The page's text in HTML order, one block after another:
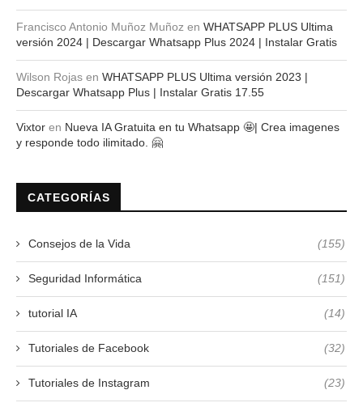
Francisco Antonio Muñoz Muñoz en WHATSAPP PLUS Ultima
versión 2024 | Descargar Whatsapp Plus 2024 | Instalar Gratis
Wilson Rojas en WHATSAPP PLUS Ultima versión 2023 |
Descargar Whatsapp Plus | Instalar Gratis 17.55
Vixtor en Nueva IA Gratuita en tu Whatsapp 🤩| Crea imagenes
y responde todo ilimitado. 🤗
CATEGORÍAS
Consejos de la Vida (155)
Seguridad Informática (151)
tutorial IA (14)
Tutoriales de Facebook (32)
Tutoriales de Instagram (23)